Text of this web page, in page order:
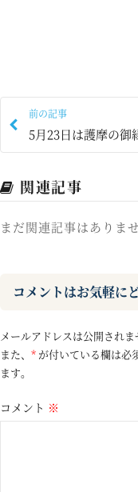
前の記事
5月23日は護摩の御
関連記事
まだ関連記事はありませ
コメントはお気軽に
メールアドレスは公開されま
また、 * が付いている欄は必
ます。
コメント ※